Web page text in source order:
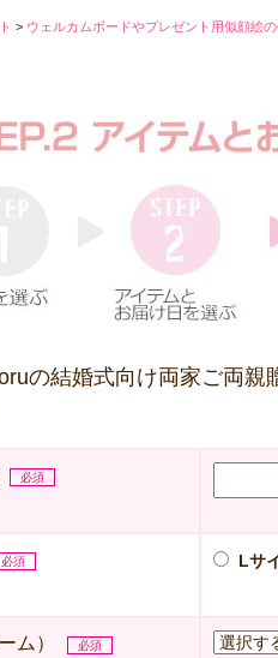
> ウェルカムボードやプレゼント用似顔絵
の結婚式向け両家ご両親
必須
必須 Lサ
ム） 必須